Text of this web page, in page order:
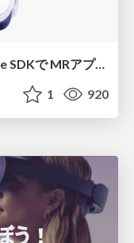
MetaQuest3と MetaXRAll-in-One SDKで MRアプリを作ってみた
1 920